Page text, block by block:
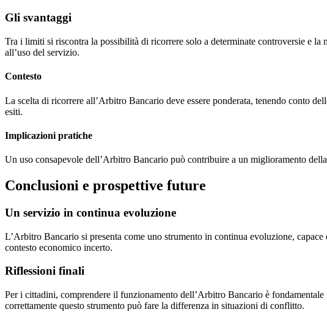
Gli svantaggi
Tra i limiti si riscontra la possibilità di ricorrere solo a determinate controversie e
all’uso del servizio.
Contesto
La scelta di ricorrere all’Arbitro Bancario deve essere ponderata, tenendo conto
esiti.
Implicazioni pratiche
Un uso consapevole dell’Arbitro Bancario può contribuire a un miglioramento
Conclusioni e prospettive future
Un servizio in continua evoluzione
L’Arbitro Bancario si presenta come uno strumento in continua evoluzione,
contesto economico incerto.
Riflessioni finali
Per i cittadini, comprendere il funzionamento dell’Arbitro Bancario è
correttamente questo strumento può fare la differenza in situazioni di conflitto.